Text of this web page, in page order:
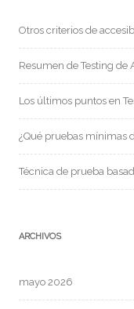
Otros criterios de
Resumen de Testing de
Los últimos puntos en
¿Qué pruebas mínimas
Técnica de prueba
ARCHIVOS
mayo 2026